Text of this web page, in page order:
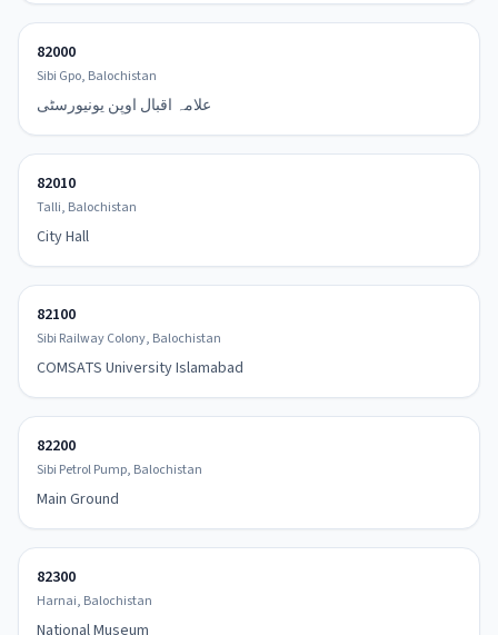
82000
Sibi Gpo, Balochistan
علامہ اقبال اوپن یونیورسٹی
82010
Talli, Balochistan
City Hall
82100
Sibi Railway Colony, Balochistan
COMSATS University Islamabad
82200
Sibi Petrol Pump, Balochistan
Main Ground
82300
Harnai, Balochistan
National Museum